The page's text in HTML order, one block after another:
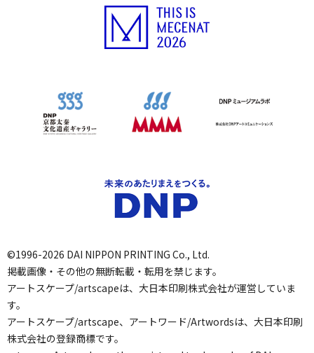
©1996-2026 DAI NIPPON PRINTING Co., Ltd.
掲載画像・その他の無断転載・転用を禁じます。
アートスケープ/artscapeは、大日本印刷株式会社が運営していま
す。
アートスケープ/artscape、アートワード/Artwordsは、大日本印刷
株式会社の登録商標です。